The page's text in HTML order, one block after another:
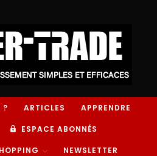
? ARTICLES APPRENDRE
ESPACE ABONNÉS
NEWSLETTER